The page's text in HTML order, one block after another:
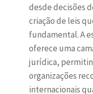
desde decisões
criação de leis
fundamental. A
oferece uma
jurídica,
organizações
internacionais